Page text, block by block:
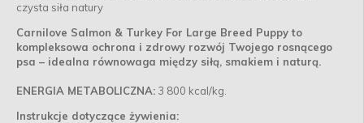
czysta siła natury
Carnilove Salmon & Turkey For Large Breed Puppy to
kompleksowa ochrona i zdrowy rozwój Twojego rosnącego
psa – idealna równowaga między siłą, smakiem i naturą.
ENERGIA METABOLICZNA: 3 800 kcal/kg.
Instrukcje dotyczące żywienia: